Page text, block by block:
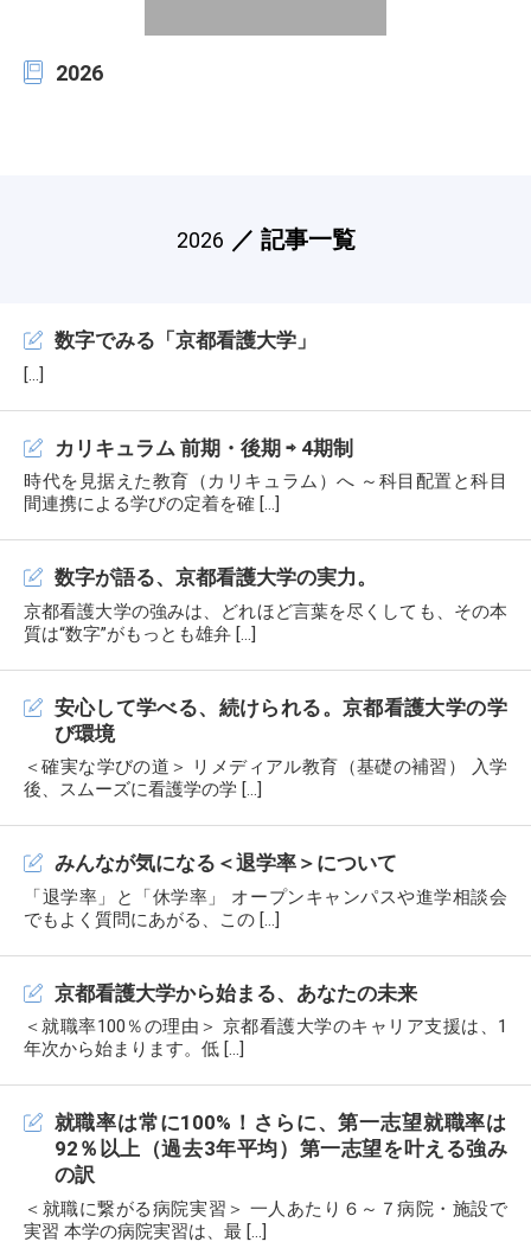
2026
2026 ／ 記事一覧
数字でみる「京都看護大学」
[…]
カリキュラム 前期・後期 ⇨ 4期制
時代を見据えた教育（カリキュラム）へ ～科目配置と科目
間連携による学びの定着を確 […]
数字が語る、京都看護大学の実力。
京都看護大学の強みは、どれほど言葉を尽くしても、その本
質は“数字”がもっとも雄弁 […]
安心して学べる、続けられる。京都看護大学の学
び環境
＜確実な学びの道＞ リメディアル教育（基礎の補習） 入学
後、スムーズに看護学の学 […]
みんなが気になる＜退学率＞について
「退学率」と「休学率」 オープンキャンパスや進学相談会
でもよく質問にあがる、この […]
京都看護大学から始まる、あなたの未来
＜就職率100％の理由＞ 京都看護大学のキャリア支援は、1
年次から始まります。低 […]
就職率は常に100%！さらに、第一志望就職率は
92％以上（過去3年平均）第一志望を叶える強み
の訳
＜就職に繋がる病院実習＞ 一人あたり６～７病院・施設で
実習 本学の病院実習は、最 […]